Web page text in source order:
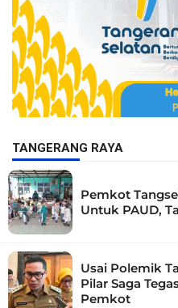
TANGERANG RAYA
Pemkot
Untuk PAUD,
Usai Polemik
Pilar Saga
Pemkot